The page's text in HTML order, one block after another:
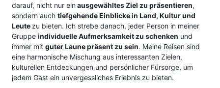
Klassische Konzerte
Konzertreisen
Kunst, Kultur & Kulinarik
Nord- & Ostsee
Italien
Malta
Portugal
Skandinavien
Flusskreuzfahrt mit
Haustürabholung
Hochseekreuzfahrten
Hurtigruten
Loire Kreuzfahrt
darauf, nicht nur einausgewähltes Ziel zu präsentieren,
sondern auch tiefgehende Einblicke in Land, Kultur und
Leute zu bieten. Ich strebe danach, jeder Person in meiner
Gruppe individuelle Aufmerksamkeit zu schenken und
immer mit guter Laune präsent zu sein. Meine Reisen sind
eine harmonische Mischung aus interessanten Zielen,
kulturellen Entdeckungen und persönlicher Fürsorge, um
jedem Gast ein unvergessliches Erlebnis zu bieten.